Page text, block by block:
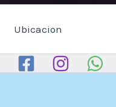
Ubicacion